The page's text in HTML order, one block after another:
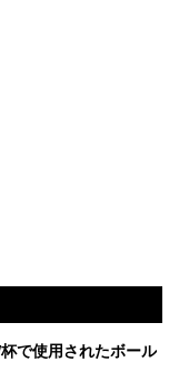
で使用されたボール